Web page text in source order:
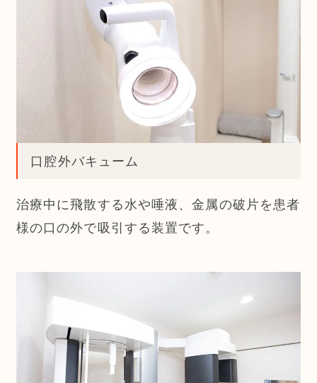
口腔外バキューム
治療中に飛散する水や唾液、金属の破片を患者
様の口の外で吸引する装置です。